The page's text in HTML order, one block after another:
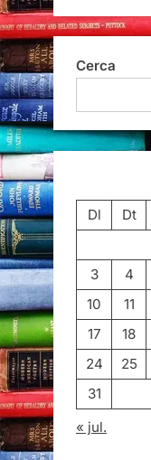
Cerca
Dl
Dt
3
4
10
11
17
18
24
25
31
« jul.